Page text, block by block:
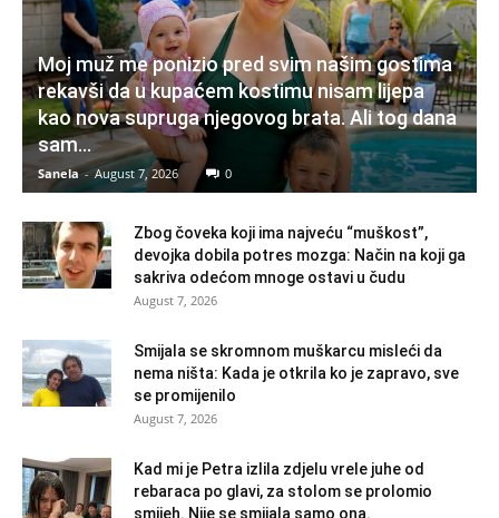
Moj muž me ponizio pred svim našim gostima
rekavši da u kupaćem kostimu nisam lijepa
kao nova supruga njegovog brata. Ali tog dana
sam...
Sanela - August 7, 2026 0
Zbog čoveka koji ima najveću “muškost”,
devojka dobila potres mozga: Način na koji ga
sakriva odećom mnoge ostavi u čudu
August 7, 2026
Smijala se skromnom muškarcu misleći da
nema ništa: Kada je otkrila ko je zapravo, sve
se promijenilo
August 7, 2026
Kad mi je Petra izlila zdjelu vrele juhe od
rebaraca po glavi, za stolom se prolomio
smijeh. Nije se smijala samo ona.